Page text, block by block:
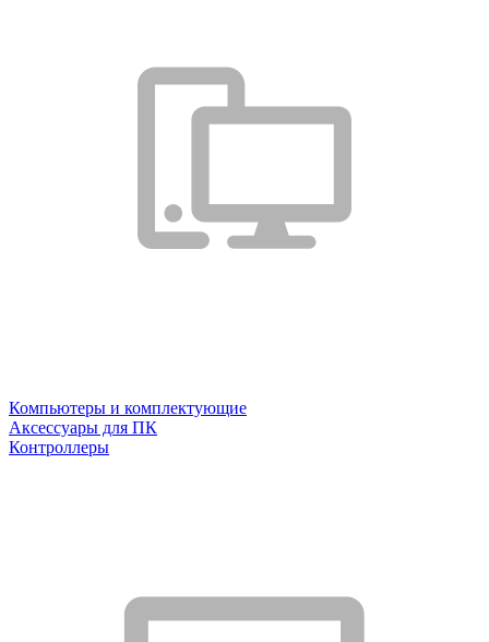
Компьютеры и комплектующие
Аксессуары для ПК
Контроллеры